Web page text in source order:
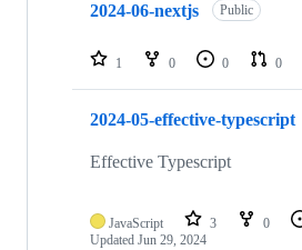
2024-06-nextjs Public
1 0 0 0
2024-05-effective-typescript
Effective Typescript
JavaScript 3 0
Updated Jun 29, 2024